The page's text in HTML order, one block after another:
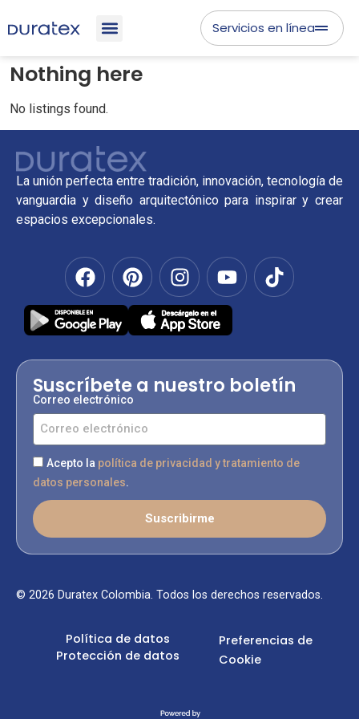
Servicios en línea
Nothing here
No listings found.
La unión perfecta entre tradición, innovación, tecnología de
vanguardia y diseño arquitectónico para inspirar y crear
espacios excepcionales.
Suscríbete a nuestro boletín
Correo electrónico
Acepto la política de privacidad y tratamiento de
datos personales.
Suscribirme
© 2026 Duratex Colombia. Todos los derechos reservados.
Política de datos
Protección de datos
Preferencias de
Cookie